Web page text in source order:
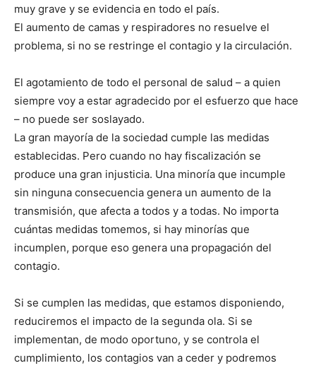
muy grave y se evidencia en todo el país.
El aumento de camas y respiradores no resuelve el
problema, si no se restringe el contagio y la circulación.
El agotamiento de todo el personal de salud – a quien
siempre voy a estar agradecido por el esfuerzo que hace
– no puede ser soslayado.
La gran mayoría de la sociedad cumple las medidas
establecidas. Pero cuando no hay fiscalización se
produce una gran injusticia. Una minoría que incumple
sin ninguna consecuencia genera un aumento de la
transmisión, que afecta a todos y a todas. No importa
cuántas medidas tomemos, si hay minorías que
incumplen, porque eso genera una propagación del
contagio.
Si se cumplen las medidas, que estamos disponiendo,
reduciremos el impacto de la segunda ola. Si se
implementan, de modo oportuno, y se controla el
cumplimiento, los contagios van a ceder y podremos